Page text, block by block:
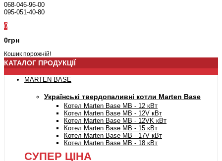
068-046-96-00
095-051-40-80
0
0грн
Кошик порожній!
КАТАЛОГ ПРОДУКЦІЇ
MARTEN BASE
Українські твердопаливні котли Marten Base
Котел Marten Base MB - 12 кВт
Котел Marten Base MB - 12V кВт
Котел Marten Base MB - 12VK кВт
Котел Marten Base MB - 15 кВт
Котел Marten Base MB - 17V кВт
Котел Marten Base MB - 18 кВт
СУПЕР ЦІНА